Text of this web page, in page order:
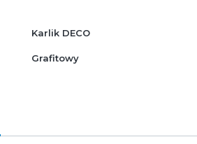
Karlik DECO
Grafitowy